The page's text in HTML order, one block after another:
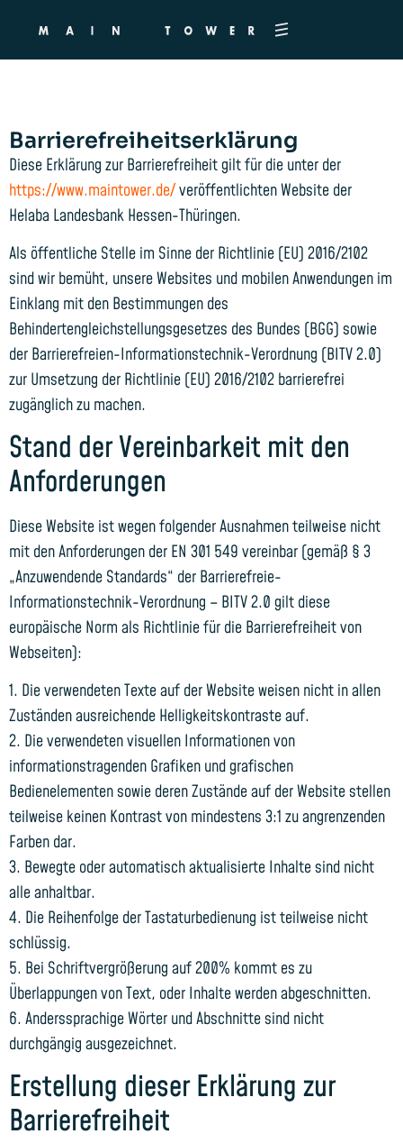
Barrierefreiheitserklärung
Diese Erklärung zur Barrierefreiheit gilt für die unter der
https://www.maintower.de/veröffentlichten Website der
Helaba Landesbank Hessen-Thüringen.
Als öffentliche Stelle im Sinne der Richtlinie (EU) 2016/2102
sind wir bemüht, unsere Websites und mobilen Anwendungen im
Einklang mit den Bestimmungen des
Behindertengleichstellungsgesetzes des Bundes (BGG) sowie
der Barrierefreien-Informationstechnik-Verordnung (BITV 2.0)
zur Umsetzung der Richtlinie (EU) 2016/2102 barrierefrei
zugänglich zu machen.
Stand der Vereinbarkeit mit den
Anforderungen
Diese Website ist wegen folgender Ausnahmen teilweise nicht
mit den Anforderungen der EN 301 549 vereinbar (gemäß § 3
„Anzuwendende Standards“ der Barrierefreie-
Informationstechnik-Verordnung – BITV 2.0 gilt diese
europäische Norm als Richtlinie für die Barrierefreiheit von
Webseiten):
1. Die verwendeten Texte auf der Website weisen nicht in allen
Zuständen ausreichende Helligkeitskontraste auf.
2. Die verwendeten visuellen Informationen von
informationstragenden Grafiken und grafischen
Bedienelementen sowie deren Zustände auf der Website stellen
teilweise keinen Kontrast von mindestens 3:1 zu angrenzenden
Farben dar.
3. Bewegte oder automatisch aktualisierte Inhalte sind nicht
alle anhaltbar.
4. Die Reihenfolge der Tastaturbedienung ist teilweise nicht
schlüssig.
5. Bei Schriftvergrößerung auf 200% kommt es zu
Überlappungen von Text, oder Inhalte werden abgeschnitten.
6. Anderssprachige Wörter und Abschnitte sind nicht
durchgängig ausgezeichnet.
Erstellung dieser Erklärung zur
Barrierefreiheit